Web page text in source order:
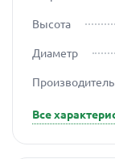
Высота
Диаметр
Производитель
Все